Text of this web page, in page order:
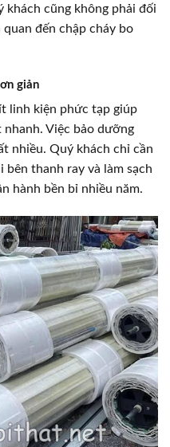
khách cũng không phải đối
đến chập cháy bo
giản
linh kiện phức tạp giúp
Việc bảo dưỡng
nhiều. Quý khách chỉ cần
thanh ray và làm sạch
hành bền bỉ nhiều năm.